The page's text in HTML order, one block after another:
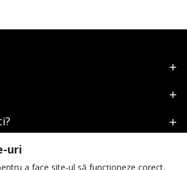
uri
a face site-ul să funcționeze corect,